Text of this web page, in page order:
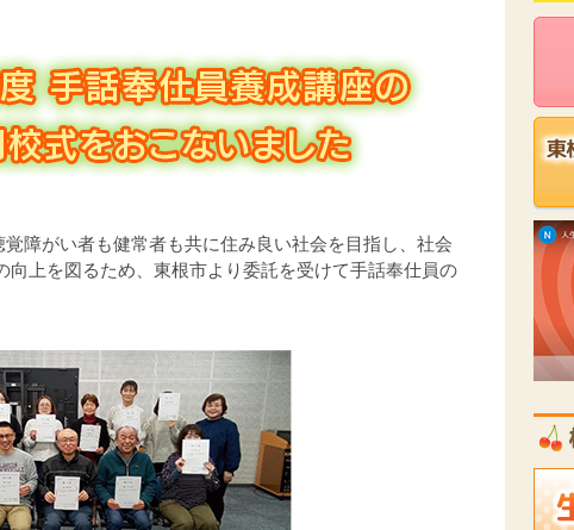
障がい者も健常者も共に住み良い社会を目指し、社会
向上を図るため、東根市より委託を受けて手話奉仕員の